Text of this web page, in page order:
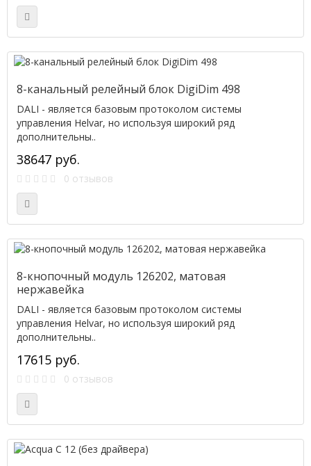
8-канальный релейный блок DigiDim 498
DALI - является базовым протоколом системы
управления Helvar, но используя широкий ряд
дополнительны..
38647 руб.
0 отзывов
8-кнопочный модуль 126202, матовая
нержавейка
DALI - является базовым протоколом системы
управления Helvar, но используя широкий ряд
дополнительны..
17615 руб.
0 отзывов